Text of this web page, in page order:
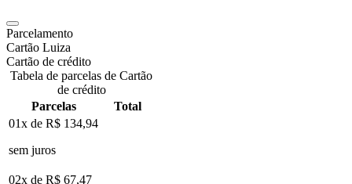
Parcelamento
Cartão Luiza
Cartão de crédito
Tabela de parcelas de Cartão
de crédito
Parcelas
Total
01x de R$ 134,94
sem juros
02x de R$ 67,47